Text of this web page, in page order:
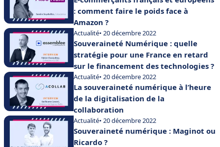
: comment faire le poids face à
Amazon ?
Actualité• 20 décembre 2022
Souveraineté Numérique : quelle
stratégie pour une France en retard
sur le financement des technologies ?
Actualité• 20 décembre 2022
La souveraineté numérique à l’heure
de la digitalisation de la
collaboration
Actualité• 20 décembre 2022
Souveraineté numérique : Maginot ou
Ricardo ?